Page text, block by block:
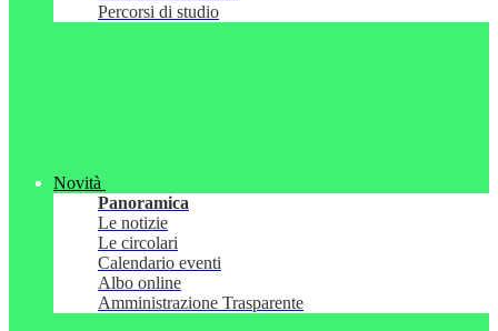
Percorsi di studio
Novità
Panoramica
Le notizie
Le circolari
Calendario eventi
Albo online
Amministrazione Trasparente